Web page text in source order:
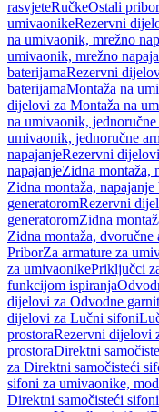
rasvjeteRučkeOstali pribor
umivaonikeRezervni
na umivaonik, mrežno
umivaonik, mrežno
baterijamaRezervni
baterijamaMontaža na
dijelovi za Montaža na
na umivaonik, jednoručne
umivaonik, jednoručne
napajanjeRezervni
napajanjeZidna montaža,
Zidna montaža, napajanje
generatoromRezervni
generatoromZidna
Zidna montaža, dvoručne
PriborZa armature za
za umivaonikePriključci
funkcijom ispiranja
dijelovi za Odvodne
dijelovi za Lučni sifoni
prostoraRezervni dijelovi
prostoraDirektni
za Direktni samočisteći
sifoni za umivaonike,
Direktni samočisteći